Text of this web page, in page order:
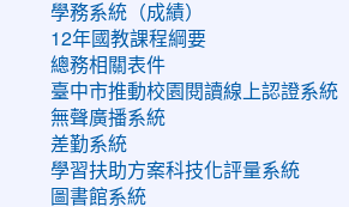
學務系統（成績）
12年國教課程綱要
總務相關表件
臺中市推動校園閱讀線上認證系統
無聲廣播系統
差勤系統
學習扶助方案科技化評量系統
圖書館系統